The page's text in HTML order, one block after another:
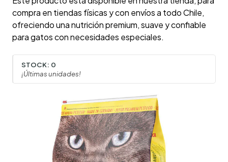
compra en tiendas físicas y con envíos a todo Chile,
ofreciendo una nutrición premium, suave y confiable
para gatos con necesidades especiales.
STOCK: 0
¡Últimas unidades!